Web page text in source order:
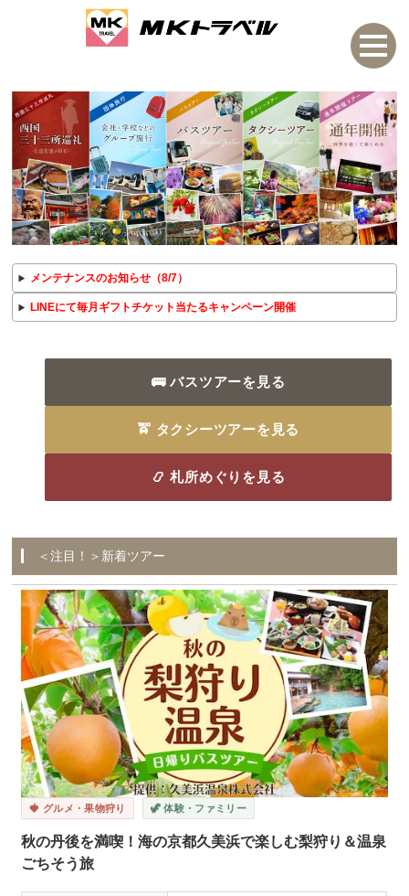
メンテナンスのお知らせ（8/7）
LINEにて毎月ギフトチケット当たるキャンペーン開催
🚌 バスツアーを見る
🚖 タクシーツアーを見る
📿 札所めぐりを見る
＜注目！＞新着ツアー
🍓 グルメ・果物狩り 🦖 体験・ファミリー
秋の丹後を満喫！海の京都久美浜で楽しむ梨狩り＆温泉
ごちそう旅